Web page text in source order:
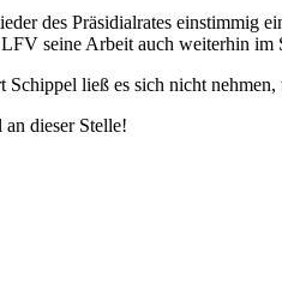
des Präsidialrates einstimmig
seine Arbeit auch weiterhin
ließ es sich nicht
dieser Stelle!